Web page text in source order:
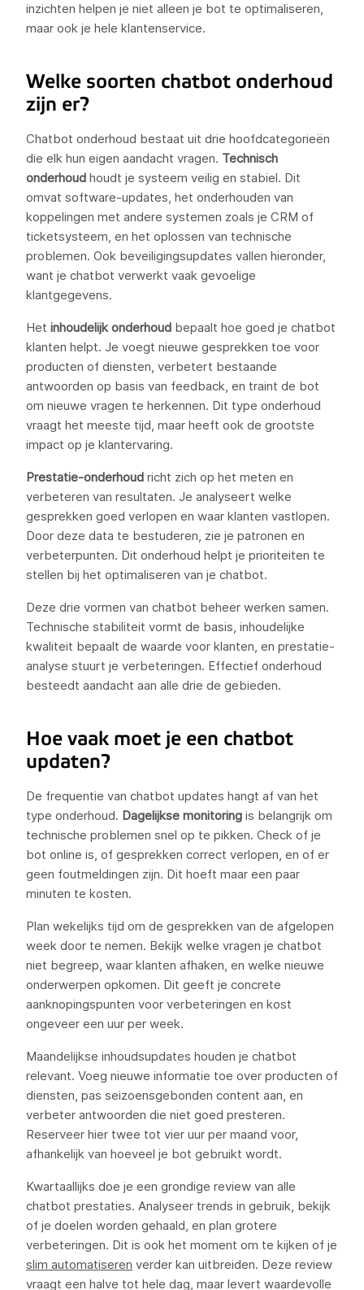
inzichten helpen je niet alleen je bot te optimaliseren,
maar ook je hele klantenservice.
Welke soorten chatbot onderhoud
zijn er?
Chatbot onderhoud bestaat uit drie hoofdcategorieën
die elk hun eigen aandacht vragen. Technisch
onderhoud houdt je systeem veilig en stabiel. Dit
omvat software-updates, het onderhouden van
koppelingen met andere systemen zoals je CRM of
ticketsysteem, en het oplossen van technische
problemen. Ook beveiligingsupdates vallen hieronder,
want je chatbot verwerkt vaak gevoelige
klantgegevens.
Het inhoudelijk onderhoud bepaalt hoe goed je chatbot
klanten helpt. Je voegt nieuwe gesprekken toe voor
producten of diensten, verbetert bestaande
antwoorden op basis van feedback, en traint de bot
om nieuwe vragen te herkennen. Dit type onderhoud
vraagt het meeste tijd, maar heeft ook de grootste
impact op je klantervaring.
Prestatie-onderhoud richt zich op het meten en
verbeteren van resultaten. Je analyseert welke
gesprekken goed verlopen en waar klanten vastlopen.
Door deze data te bestuderen, zie je patronen en
verbeterpunten. Dit onderhoud helpt je prioriteiten te
stellen bij het optimaliseren van je chatbot.
Deze drie vormen van chatbot beheer werken samen.
Technische stabiliteit vormt de basis, inhoudelijke
kwaliteit bepaalt de waarde voor klanten, en prestatie-
analyse stuurt je verbeteringen. Effectief onderhoud
besteedt aandacht aan alle drie de gebieden.
Hoe vaak moet je een chatbot
updaten?
De frequentie van chatbot updates hangt af van het
type onderhoud. Dagelijkse monitoring is belangrijk om
technische problemen snel op te pikken. Check of je
bot online is, of gesprekken correct verlopen, en of er
geen foutmeldingen zijn. Dit hoeft maar een paar
minuten te kosten.
Plan wekelijks tijd om de gesprekken van de afgelopen
week door te nemen. Bekijk welke vragen je chatbot
niet begreep, waar klanten afhaken, en welke nieuwe
onderwerpen opkomen. Dit geeft je concrete
aanknopingspunten voor verbeteringen en kost
ongeveer een uur per week.
Maandelijkse inhoudsupdates houden je chatbot
relevant. Voeg nieuwe informatie toe over producten of
diensten, pas seizoensgebonden content aan, en
verbeter antwoorden die niet goed presteren.
Reserveer hier twee tot vier uur per maand voor,
afhankelijk van hoeveel je bot gebruikt wordt.
Kwartaallijks doe je een grondige review van alle
chatbot prestaties. Analyseer trends in gebruik, bekijk
of je doelen worden gehaald, en plan grotere
verbeteringen. Dit is ook het moment om te kijken of je
slim automatiseren verder kan uitbreiden. Deze review
vraagt een halve tot hele dag, maar levert waardevolle